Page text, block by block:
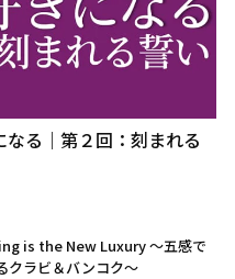
る｜第２回：刻まれる
is the New Luxury ～五感で
クラビ＆バンコク～